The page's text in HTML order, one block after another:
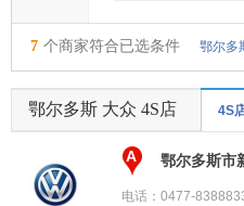
7 个商家符合已选条件 鄂尔多
鄂尔多斯 大众 4S店 4S
A 鄂尔多斯市
电话： 0477-